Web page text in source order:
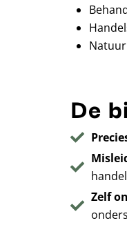
De
Zelf